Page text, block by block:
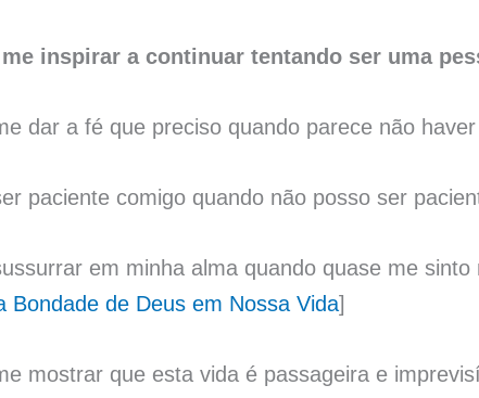
inspirar a continuar tentando ser uma
dar a fé que preciso quando parece não
paciente comigo quando não posso ser
em minha alma quando quase me
Bondade de Deus em Nossa Vida]
mostrar que esta vida é passageira e